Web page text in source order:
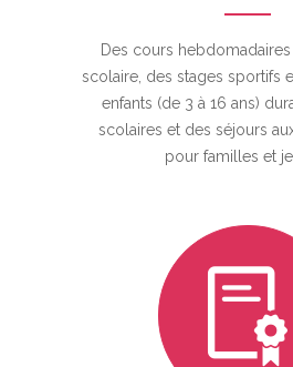
Des cours
scolaire, des stages sportifs
enfants (de 3 à 16 ans)
scolaires et des séjours
pour familles et